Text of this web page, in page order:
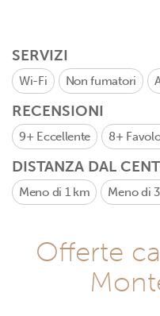
SERVIZI
Wi-Fi Non fumatori
RECENSIONI
9+ Eccellente 8+
DISTANZA DAL
Meno di 1 km Meno di
Offerte